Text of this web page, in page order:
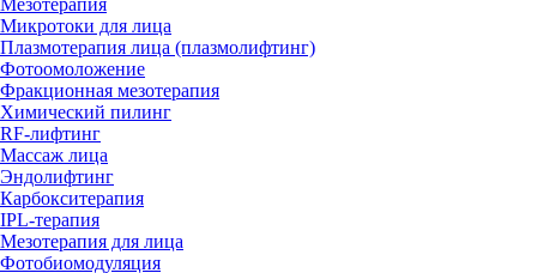
Мезотерапия
Микротоки для лица
Плазмотерапия лица (плазмолифтинг)
Фотоомоложение
Фракционная мезотерапия
Химический пилинг
RF-лифтинг
Массаж лица
Эндолифтинг
Карбокситерапия
IPL‑терапия
Мезотерапия для лица
Фотобиомодуляция